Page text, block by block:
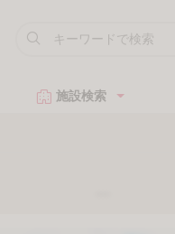
施設検索